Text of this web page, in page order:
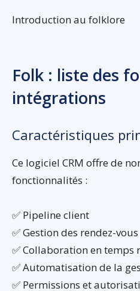
Introduction au folklore
Folk : liste des
intégrations
Caractéristiques
Ce logiciel CRM offre de
fonctionnalités :
✅ Pipeline client
✅ Gestion des rendez-vous
✅ Collaboration en temps
✅ Automatisation de la
✅ Permissions et